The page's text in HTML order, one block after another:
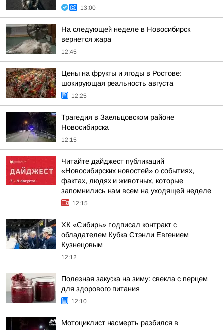
13:00
На следующей неделе в Новосибирск
вернется жара
12:45
Цены на фрукты и ягоды в Ростове:
шокирующая реальность августа
12:25
Трагедия в Заельцовском районе
Новосибирска
12:15
Читайте дайджест публикаций
«Новосибирских новостей» о событиях,
фактах, людях и животных, которые
запомнились нам всем на уходящей неделе
12:15
ХК «Сибирь» подписал контракт с
обладателем Кубка Стэнли Евгением
Кузнецовым
12:12
Полезная закуска на зиму: свекла с перцем
для здорового питания
12:10
Мотоциклист насмерть разбился в